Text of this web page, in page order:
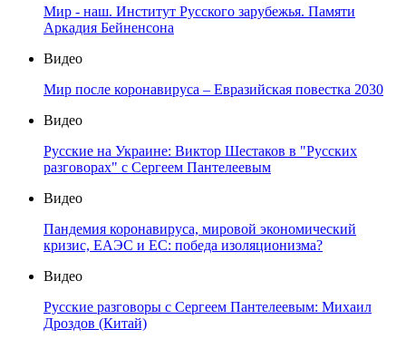
Мир - наш. Институт Русского зарубежья. Памяти
Аркадия Бейненсона
Видео
Мир после коронавируса – Евразийская повестка 2030
Видео
Русские на Украине: Виктор Шестаков в "Русских
разговорах" с Сергеем Пантелеевым
Видео
Пандемия коронавируса, мировой экономический
кризис, ЕАЭС и ЕС: победа изоляционизма?
Видео
Русские разговоры с Сергеем Пантелеевым: Михаил
Дроздов (Китай)